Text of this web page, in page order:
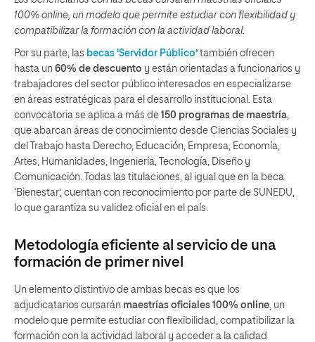
100% online, un modelo que permite estudiar con flexibilidad y
compatibilizar la formación con la actividad laboral.
Por su parte, las becas ‘Servidor Público’ también ofrecen
hasta un 60% de descuento y están orientadas a funcionarios y
trabajadores del sector público interesados en especializarse
en áreas estratégicas para el desarrollo institucional. Esta
convocatoria se aplica a más de 150 programas de maestría,
que abarcan áreas de conocimiento desde Ciencias Sociales y
del Trabajo hasta Derecho, Educación, Empresa, Economía,
Artes, Humanidades, Ingeniería, Tecnología, Diseño y
Comunicación. Todas las titulaciones, al igual que en la beca
‘Bienestar’, cuentan con reconocimiento por parte de SUNEDU,
lo que garantiza su validez oficial en el país.
Metodología eficiente al servicio de una
formación de primer nivel
Un elemento distintivo de ambas becas es que los
adjudicatarios cursarán maestrías oficiales 100% online, un
modelo que permite estudiar con flexibilidad, compatibilizar la
formación con la actividad laboral y acceder a la calidad